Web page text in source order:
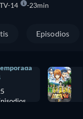
14 23min
Episodios